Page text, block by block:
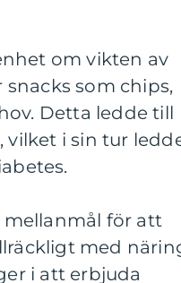
om vikten av
som chips,
Detta ledde till
vilket i sin tur
mellanmål för att
med
i att erbjuda